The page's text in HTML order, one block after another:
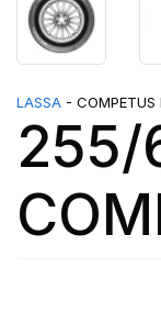
LASSA - COMPETUS
255/